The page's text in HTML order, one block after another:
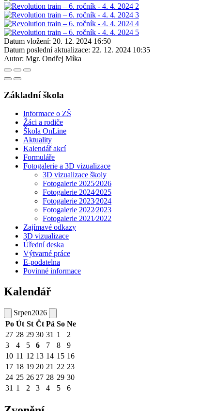
Datum vložení: 20. 12. 2024 16:50
Datum poslední aktualizace: 22. 12. 2024 10:35
Autor: Mgr. Ondřej Míka
Základní škola
Informace o ZŠ
Žáci a rodiče
Škola OnLine
Aktuality
Kalendář akcí
Formuláře
Fotogalerie a 3D vizualizace
3D vizualizace školy
Fotogalerie 2025⁄2026
Fotogalerie 2024⁄2025
Fotogalerie 2023⁄2024
Fotogalerie 2022⁄2023
Fotogalerie 2021⁄2022
Zajímavé odkazy
3D vizualizace
Úřední deska
Výtvarné práce
E-podatelna
Povinné informace
Kalendář
Srpen2026
Po Út St Čt Pá So Ne
27 28 29 30 31 1
2
3
4 5 6 7 8
9
10 11 12 13 14 15 16
17 18 19 20 21 22 23
24 25 26 27 28 29 30
31 1 2 3 4 5 6